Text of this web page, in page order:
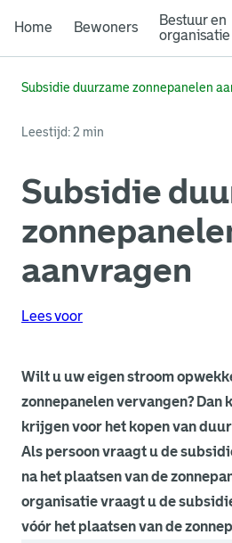
Home Bewoners
Bestuur en
organisatie
Subsidie duurzame zonnepanelen
Leestijd: 2 min
Subsidie
aanvragen
Lees voor
Wilt u uw eigen stroom
zonnepanelen vervangen? Dan
krijgen voor het kopen van
Als persoon vraagt u de
na het plaatsen van de
organisatie vraagt u de
vóór het plaatsen van de